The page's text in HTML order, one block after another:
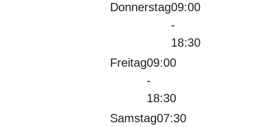
Donnerstag09:00
-
18:30
Freitag09:00
-
18:30
Samstag07:30